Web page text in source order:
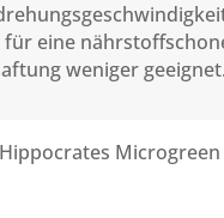
für eine
weniger geeignet.